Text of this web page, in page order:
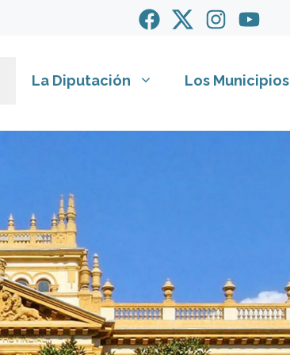
La Diputación Los Municipios